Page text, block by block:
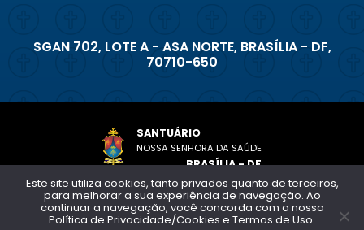
SGAN 702, LOTE A - ASA NORTE, BRASÍLIA - DF,
70710-650
SANTUÁRIO
NOSSA SENHORA DA SAÚDE
BRASÍLIA - DF
Copyright © 2026 - Todos os direitos reservados
Política de privacidade e termos de uso
Este site utiliza cookies, tanto privados quanto de terceiros,
para melhorar a sua experiência de navegação. Ao
continuar a navegação, você concorda com a nossa
Política de Privacidade/Cookies e Termos de Uso.